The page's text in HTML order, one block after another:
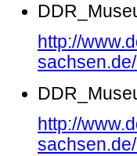
http://
http://